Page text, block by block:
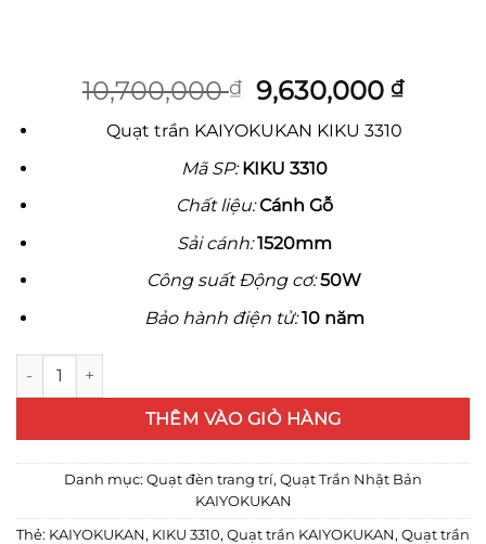
10,700,000₫ Giá
gốc
là:
10,700,000 ₫.
9,630,000₫Giá
Quạt trần KAIYOKUKAN KIKU 3310
Mã SP:KIKU 3310
Chất liệu: Cánh Gỗ
Sải cánh: 1520mm
Công suất Động cơ:50W
Bảo hành điện tử: 10 năm
Quạt trần KAIYOKUKAN KIKU 3310 số lượng
THÊM VÀO GIỎ HÀNG
Danh mục: Quạt đèn trang trí, Quạt Trần Nhật Bản
KAIYOKUKAN
Thẻ: KAIYOKUKAN , KIKU 3310, Quạt trần KAIYOKUKAN , Quạt trần